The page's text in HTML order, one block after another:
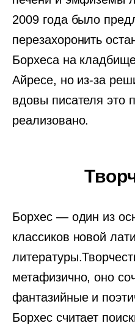
2009 года было
перезахоронить
Борхеса на
Айресе, но из-за
вдовы писателя это
реализовано.
Борхес — один из
классиков новой
метафизично, оно
фантазийные и
Борхес считает